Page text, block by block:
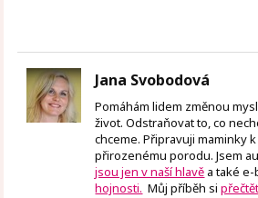
Jana Svobodová
Pomáhám lidem změnou
život. Odstraňovat to, co
chceme. Připravuji maminky
přirozenému porodu. Jsem
jsou jen v naší hlavě a také e-
hojnosti. Můj příběh si